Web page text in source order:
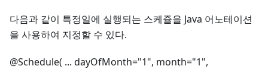
다음과 같이 특정일에 실행되는 스케쥴을 Java 어노테이션
을 사용하여 지정할 수 있다.
@Schedule( ... dayOfMonth="1", month="1",